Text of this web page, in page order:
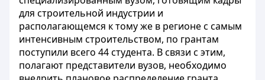
для строительной индустрии и
располагающемся к тому же в регионе с самым
интенсивным строительством, по грантам
поступили всего 44 студента. В связи с этим,
полагают представители вузов, необходимо